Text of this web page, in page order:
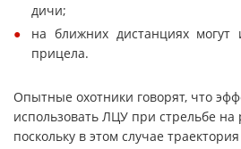
дичи;
на ближних дистанциях могут
прицела.
Опытные охотники говорят, что
использовать ЛЦУ при стрельбе на
поскольку в этом случае